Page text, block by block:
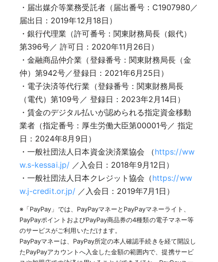
・届出媒介等業務受託者（届出番号：C1907980／
届出日：2019年12月18日）
・銀行代理業（許可番号：関東財務局長（銀代）
第396号／ 許可日：2020年11月26日）
・金融商品仲介業（登録番号：関東財務局長（金
仲）第942号／登録日：2021年6月25日）
・電子決済等代行業（登録番号：関東財務局長
（電代）第109号／ 登録日：2023年2月14日）
・賃金のデジタル払いが認められる指定資金移動
業者（指定番号：厚生労働大臣第00001号／ 指定
日：2024年8月9日）
・一般社団法人日本資金決済業協会 （https://ww
w.s-kessai.jp/／入会日：2018年9月12日）
・一般社団法人日本クレジット協会（https://ww
w.j-credit.or.jp/ ／入会日：2019年7月1日）
※「PayPay」では、PayPayマネーとPayPayマネーライト、
PayPayポイントおよびPayPay商品券の4種類の電子マネー等
のサービスがご利用いただけます。
PayPayマネーは、PayPay所定の本人確認手続きを経て開設し
たPayPayアカウントへ入金した金額の範囲内で、提携サービ